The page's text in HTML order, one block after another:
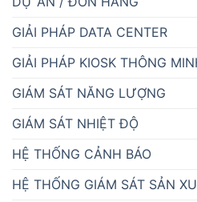
GIẢI PHÁP DATA CENTER
GIẢI PHÁP KIOSK THÔNG
GIÁM SÁT NĂNG LƯỢNG
GIÁM SÁT NHIỆT ĐỘ
HỆ THỐNG CẢNH BÁO
HỆ THỐNG GIÁM SÁT SẢN